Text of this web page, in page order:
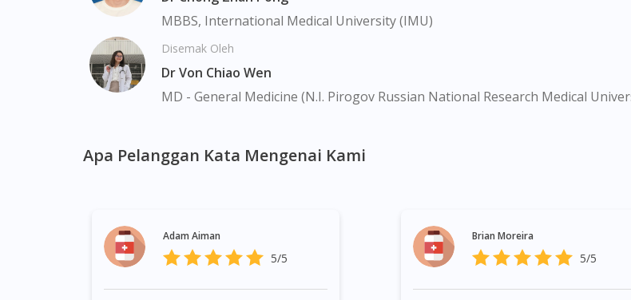
MBBS, International Medical University (IMU)
Disemak Oleh
Dr Von Chiao Wen
MD - General Medicine (N.I. Pirogov Russian National Research Medical
Apa Pelanggan Kata Mengenai Kami
Adam Aiman
5/5
Brian Moreira
5/5